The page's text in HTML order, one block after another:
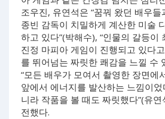
조우진, 유연석은 “꿈꿔 왔던 배우
종빈 감독이 치밀하게 계산한 미술
하고 있다”(박해수), “인물의 갈등이
진정 마피아 게임이 진행되고 있다
를 뛰어넘는 짜릿한 쾌감을 느낄 수
“모든 배우가 모여서 촬영한 장면에
앞에서 에너지를 발산하는 느낌이
니라 작품을 볼 때도 짜릿했다”(유
전했다.